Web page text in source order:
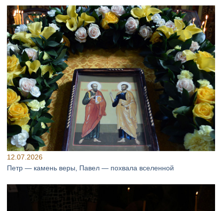
12.07.2026
Петр — камень веры, Павел — похвала вселенной